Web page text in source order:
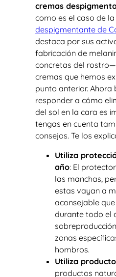
cremas
como es el caso de la
despigmentante de
destaca por sus
fabricación de
concretas del
cremas que hemos
punto anterior. Ahora
responder a cómo
del sol en la cara es
tengas en cuenta
consejos. Te los
Utiliza
año: El
las manchas,
estas vayan a
aconsejable
durante todo el
zonas
hombros.
Utiliza
productos